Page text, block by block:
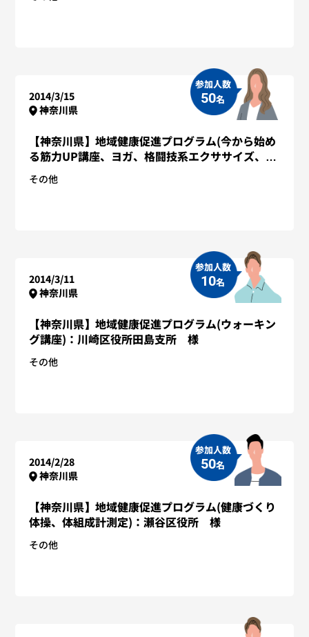
2014/3/15
神奈川県
参加人数
50名
【神奈川県】地域健康促進プログラム(今から始め
る筋力UP講座、ヨガ、格闘技系エクササイズ、体
組成計測定)：瀬谷区役所 様
その他
2014/3/11
神奈川県
参加人数
10名
【神奈川県】地域健康促進プログラム(ウォーキン
グ講座)：川崎区役所田島支所 様
その他
2014/2/28
神奈川県
参加人数
50名
【神奈川県】地域健康促進プログラム(健康づくり
体操、体組成計測定)：瀬谷区役所 様
その他